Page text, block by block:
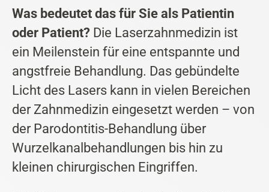
Was bedeutet das für Sie als Patientin
oder Patient?Die Laserzahnmedizin ist
ein Meilenstein für eine entspannte und
angstfreie Behandlung. Das gebündelte
Licht des Lasers kann in vielen Bereichen
der Zahnmedizin eingesetzt werden – von
der Parodontitis-Behandlung über
Wurzelkanalbehandlungen bis hin zu
kleinen chirurgischen Eingriffen.